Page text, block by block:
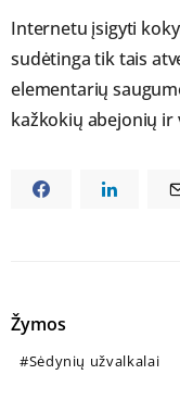
Internetu įsigyti
sudėtinga tik tais
elementarių
kažkokių abejonių ir
Žymos
Sėdynių užvalkalai